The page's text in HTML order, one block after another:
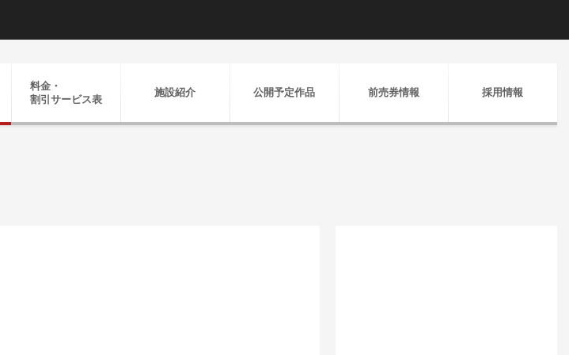
料金・
割引 サービス表
施設紹介 公開予定作品 前売券情報 採用情報